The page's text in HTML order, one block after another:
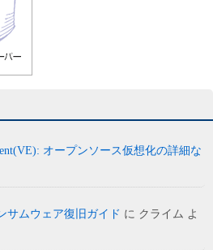
オープンソース仮想化の詳細な
サムウェア復旧ガイド に クライム よ